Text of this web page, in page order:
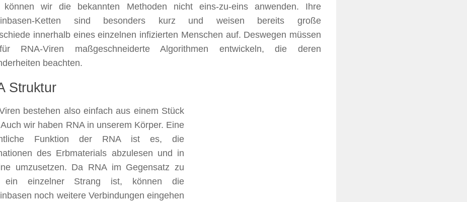
können wir die bekannten Methoden nicht eins-zu-eins anwenden. Ihre
Ketten sind besonders kurz und weisen bereits große
innerhalb eines einzelnen infizierten Menschen auf. Deswegen müssen
RNA-Viren maßgeschneiderte Algorithmen entwickeln, die deren
beachten.
Struktur
bestehen also einfach aus einem Stück
wir haben RNA in unserem Körper. Eine
Funktion der RNA ist es, die
des Erbmaterials abzulesen und in
umzusetzen. Da RNA im Gegensatz zu
ein einzelner Strang ist, können die
noch weitere Verbindungen eingehen